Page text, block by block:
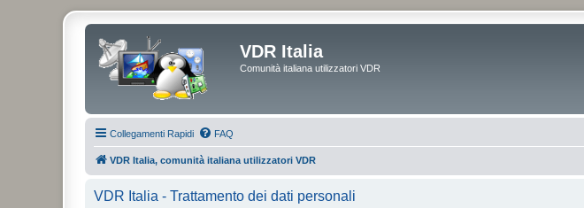
VDR Italia
Comunità italiana utilizzatori VDR
Collegamenti Rapidi FAQ
VDR Italia, comunità italiana utilizzatori VDR
VDR Italia - Trattamento dei dati personali